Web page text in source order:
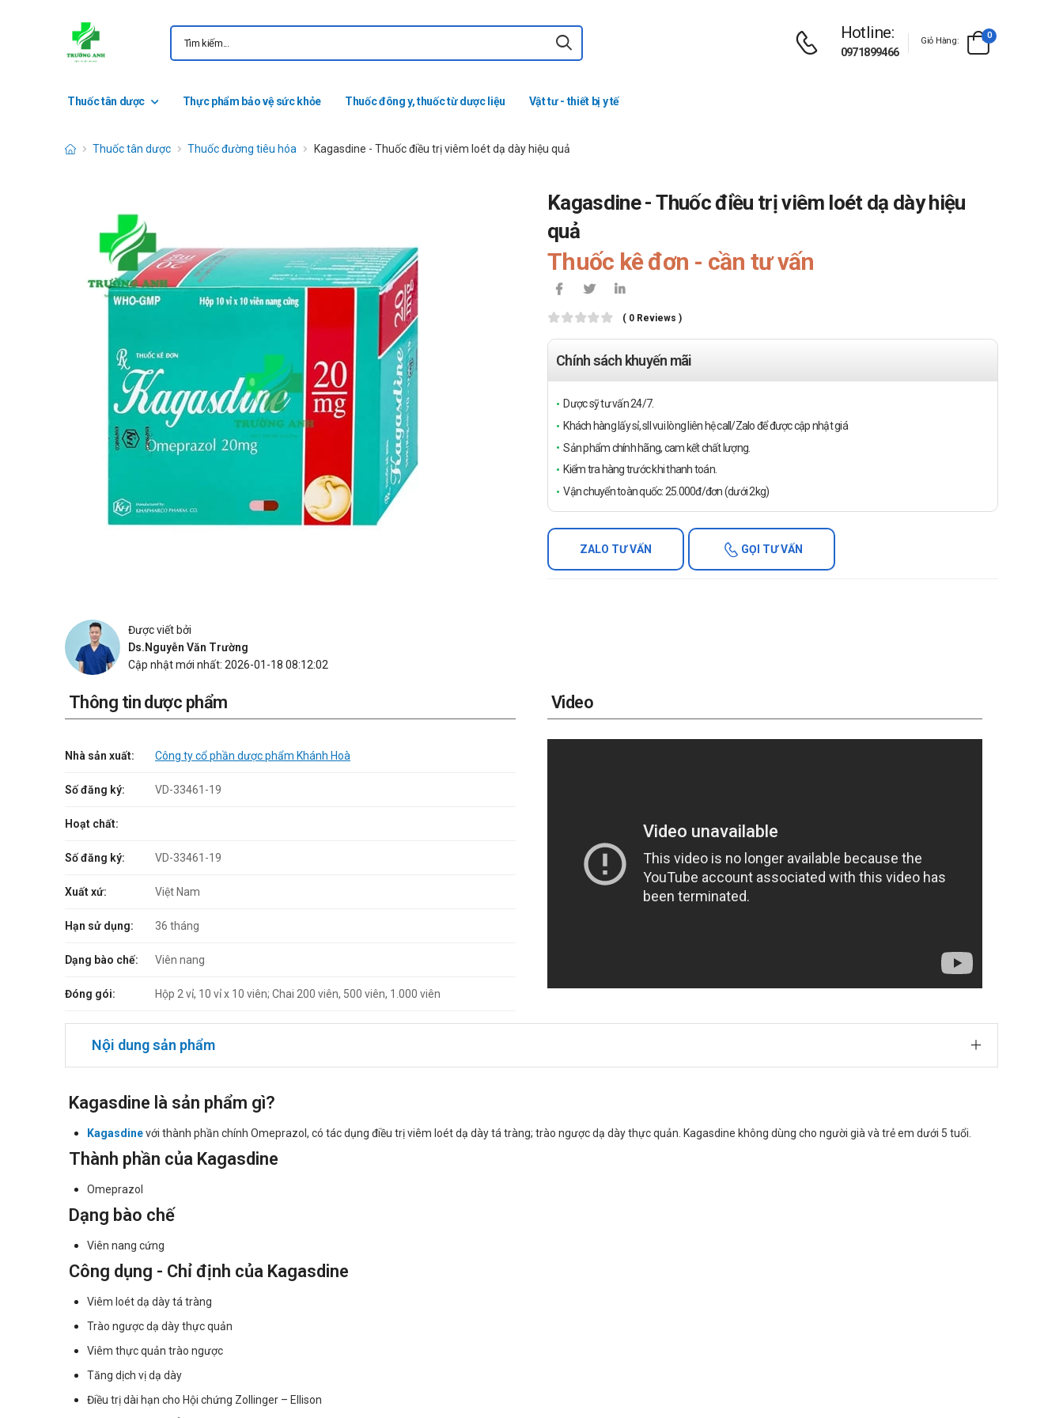
Hotline:
0971899466
Giỏ Hàng:
0
Thuốc tân dược Thực phẩm bảo vệ sức khỏe Thuốc đông y, thuốc từ dược liệu Vật tư - thiết bị y tế
Thuốc tân dược Thuốc đường tiêu hóa Kagasdine - Thuốc điều trị viêm loét dạ dày hiệu quả
Kagasdine - Thuốc điều trị viêm loét dạ dày hiệu
quả
Thuốc kê đơn - cần tư vấn
( 0 Reviews )
Chính sách khuyến mãi
Dược sỹ tư vấn 24/7.
Khách hàng lấy sỉ, sll vui lòng liên hệ call/Zalo để được cập nhật giá
Sản phẩm chính hãng, cam kết chất lượng.
Kiểm tra hàng trước khi thanh toán.
Vận chuyển toàn quốc: 25.000đ/đơn (dưới 2kg)
ZALO TƯ VẤN GỌI TƯ VẤN
Được viết bởi
Ds.Nguyễn Văn Trường
Cập nhật mới nhất: 2026-01-18 08:12:02
Thông tin dược phẩm
Nhà sản xuất: Công ty cổ phần dược phẩm Khánh Hoà
Số đăng ký: VD-33461-19
Hoạt chất:
Số đăng ký: VD-33461-19
Xuất xứ: Việt Nam
Hạn sử dụng: 36 tháng
Dạng bào chế: Viên nang
Đóng gói: Hộp 2 vỉ, 10 vỉ x 10 viên; Chai 200 viên, 500 viên, 1.000 viên
Video
Nội dung sản phẩm
Kagasdine là sản phẩm gì?
Kagasdinevới thành phần chính Omeprazol, có tác dụng điều trị viêm loét dạ dày tá tràng; trào ngược dạ dày thực quản. Kagasdine không dùng cho người già và trẻ em dưới 5 tuổi.
Thành phần của Kagasdine
Omeprazol
Dạng bào chế
Viên nang cứng
Công dụng - Chỉ định của Kagasdine
Viêm loét dạ dày tá tràng
Trào ngược dạ dày thực quản
Viêm thực quản trào ngược
Tăng dịch vị dạ dày
Điều trị dài hạn cho Hội chứng Zollinger – Ellison